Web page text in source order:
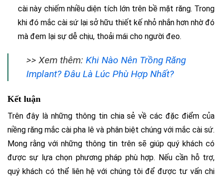
cài này chiếm nhiều diện tích lớn trên bề mặt răng. Trong
khi đó mắc cài sứ lại sở hữu thiết kế nhỏ nhắn hơn nhờ đó
mà đem lại sự dễ chịu, thoải mái cho người đeo.
>> Xem thêm: Khi Nào Nên Trồng Răng
Implant? Đâu Là Lúc Phù Hợp Nhất?
Kết luận
Trên đây là những thông tin chia sẻ về các đặc điểm của
niềng răng mắc cài pha lê và phân biệt chúng với mắc cài sứ.
Mong rằng với những thông tin trên sẽ giúp quý khách có
được sự lựa chọn phương pháp phù hợp. Nếu cần hỗ trợ,
quý khách có thể liên hệ với chúng tôi để được tư vấn chi